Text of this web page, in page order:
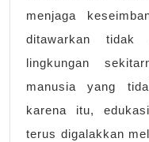
menjaga
ditawarkan
lingkungan
manusia yang
karena itu,
terus digalakkan